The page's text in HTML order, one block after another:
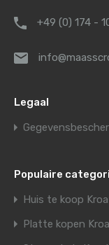
+49 (0) 174 -
Legaal
Populaire
Huis te koop
Platte kopen